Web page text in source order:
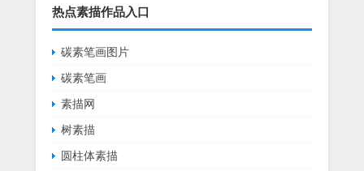
热点素描作品入口
碳素笔画图片
碳素笔画
素描网
树素描
圆柱体素描